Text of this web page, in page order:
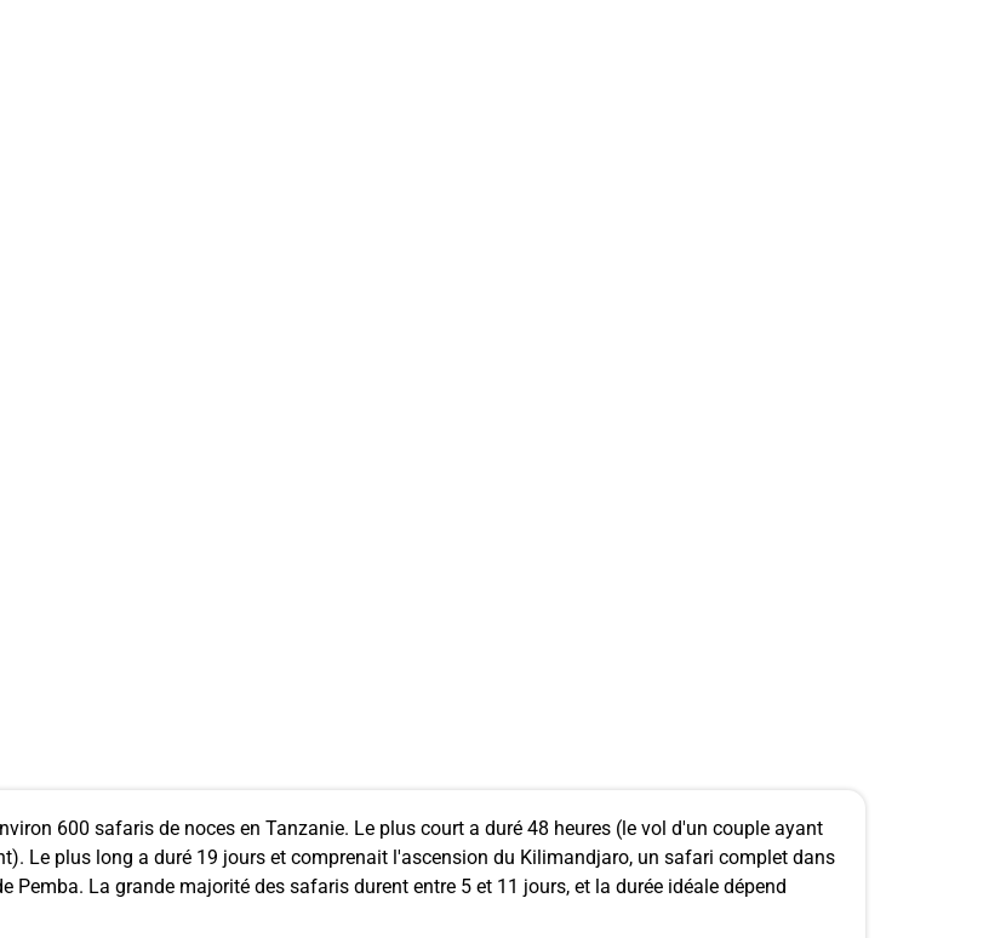
600 safaris de noces en Tanzanie. Le plus court a duré 48 heures (le vol d'un couple ayant
Le plus long a duré 19 jours et comprenait l'ascension du Kilimandjaro, un safari complet dans
Pemba. La grande majorité des safaris durent entre 5 et 11 jours, et la durée idéale dépend